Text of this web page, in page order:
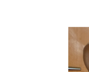
View
Image